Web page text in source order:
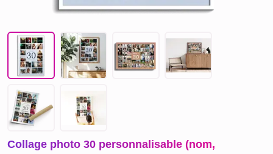
Collage photo 30 personnalisable (nom,